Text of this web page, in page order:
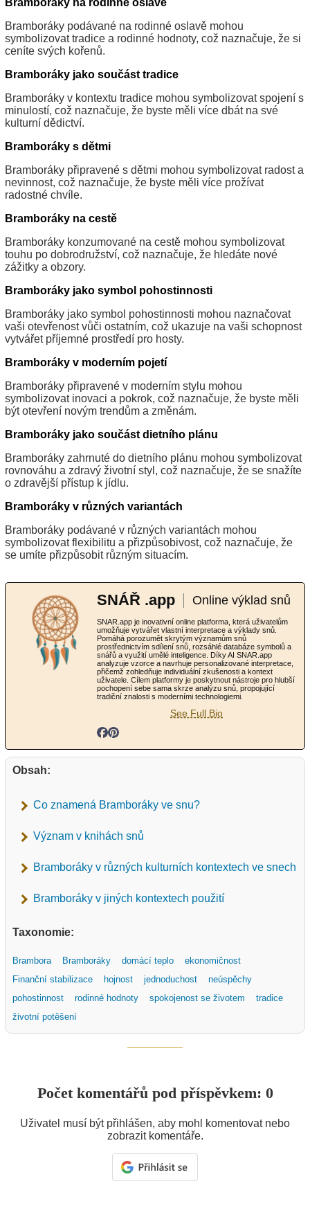
Bramboráky na rodinné oslavě
Bramboráky podávané na rodinné oslavě mohou
symbolizovat tradice a rodinné hodnoty, což naznačuje, že si
ceníte svých kořenů.
Bramboráky jako součást tradice
Bramboráky v kontextu tradice mohou symbolizovat spojení s
minulostí, což naznačuje, že byste měli více dbát na své
kulturní dědictví.
Bramboráky s dětmi
Bramboráky připravené s dětmi mohou symbolizovat radost a
nevinnost, což naznačuje, že byste měli více prožívat
radostné chvíle.
Bramboráky na cestě
Bramboráky konzumované na cestě mohou symbolizovat
touhu po dobrodružství, což naznačuje, že hledáte nové
zážitky a obzory.
Bramboráky jako symbol pohostinnosti
Bramboráky jako symbol pohostinnosti mohou naznačovat
vaši otevřenost vůči ostatním, což ukazuje na vaši schopnost
vytvářet příjemné prostředí pro hosty.
Bramboráky v moderním pojetí
Bramboráky připravené v moderním stylu mohou
symbolizovat inovaci a pokrok, což naznačuje, že byste měli
být otevření novým trendům a změnám.
Bramboráky jako součást dietního plánu
Bramboráky zahrnuté do dietního plánu mohou symbolizovat
rovnováhu a zdravý životní styl, což naznačuje, že se snažíte
o zdravější přístup k jídlu.
Bramboráky v různých variantách
Bramboráky podávané v různých variantách mohou
symbolizovat flexibilitu a přizpůsobivost, což naznačuje, že
se umíte přizpůsobit různým situacím.
SNÁŘ .app Online výklad snů
SNAR.app je inovativní online platforma, která uživatelům
umožňuje vytvářet vlastní interpretace a výklady snů.
Pomáhá porozumět skrytým významům snů
prostřednictvím sdílení snů, rozsáhlé databáze symbolů a
snářů a využití umělé inteligence. Díky AI SNAR.app
analyzuje vzorce a navrhuje personalizované interpretace,
přičemž zohledňuje individuální zkušenosti a kontext
uživatele. Cílem platformy je poskytnout nástroje pro hlubší
pochopení sebe sama skrze analýzu snů, propojující
tradiční znalosti s moderními technologiemi.
See Full Bio
Obsah:
Co znamená Bramboráky ve snu?
Význam v knihách snů
Bramboráky v různých kulturních kontextech ve snech
Bramboráky v jiných kontextech použití
Taxonomie:
Brambora Bramboráky domácí teplo
ekonomičnost
Finanční stabilizace
hojnost jednoduchost
neúspěchy
pohostinnost
rodinné hodnoty spokojenost se životem
tradice
životní potěšení
Počet komentářů pod příspěvkem: 0
Uživatel musí být přihlášen, aby mohl komentovat nebo
zobrazit komentáře.